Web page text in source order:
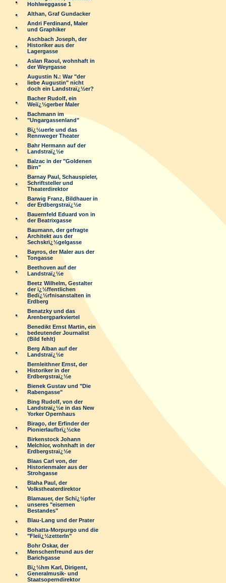
Hohlweggasse 1
Althan, Graf Gundacker
Andri Ferdinand, Maler
und Graphiker
Aschbach Joseph, der
Historiker aus der
Lagergasse
Aslan Raoul, wohnhaft in
der Weyrgasse
Augustin N.: War "der
liebe Augustin" nicht
doch ein Landstraï¿½er?
Bacher Rudolf, ein
Weiï¿½gerber Maler
Bachmann im
"Ungargassenland"
Bï¿½uerle und das
Rennweger Theater
Bahr Hermann auf der
Landstraï¿½e
Balzac in der "Goldenen
Birn"
Barnay Paul, Schauspieler,
Schriftsteller und
Theaterdirektor
Barwig Franz, Bildhauer in
der Erdbergstraï¿½e
Bauernfeld Eduard von in
der Beatrixgasse
Baumann, der gefragte
Architekt aus der
Sechskrï¿½gelgasse
Bayros, der Maler aus der
Tongasse
Beethoven auf der
Landstraï¿½e
Beetz Wilhelm, Gestalter
der ï¿½ffentlichen
Bedï¿½rfnisanstalten in
Erdberg
Benatzky und das
Arenbergparkviertel
Benedikt Ernst Martin, ein
bedeutender Journalist
(Bild fehlt)
Berg Alban auf der
Landstraï¿½e
Bernleithner Ernst, der
Historiker in der
Erdbergstraï¿½e
Bienek Gustav und "Die
Rabengasse"
Bing Rudolf, von der
Landstraï¿½e in das New
Yorker Opernhaus
Birago, der Erfinder der
Pionierlaufbrï¿½cke
Birkenstock Johann
Melchior, wohnhaft in der
Erdbergstraï¿½e
Blaas Carl von, der
Historienmaler aus der
Strohgasse
Blaha Paul, der
Volkstheaterdirektor
Blamauer, der Schï¿½pfer
unseres "eisernen
Bestandes"
Blau-Lang und der Prater
Bohatta-Morpurgo und die
"Fleiï¿½zetterln"
Bohr Oskar, der
Menschenfreund aus der
Barichgasse
Bï¿½hm Karl, Dirigent,
Generalmusik- und
Staatsoperndirektor